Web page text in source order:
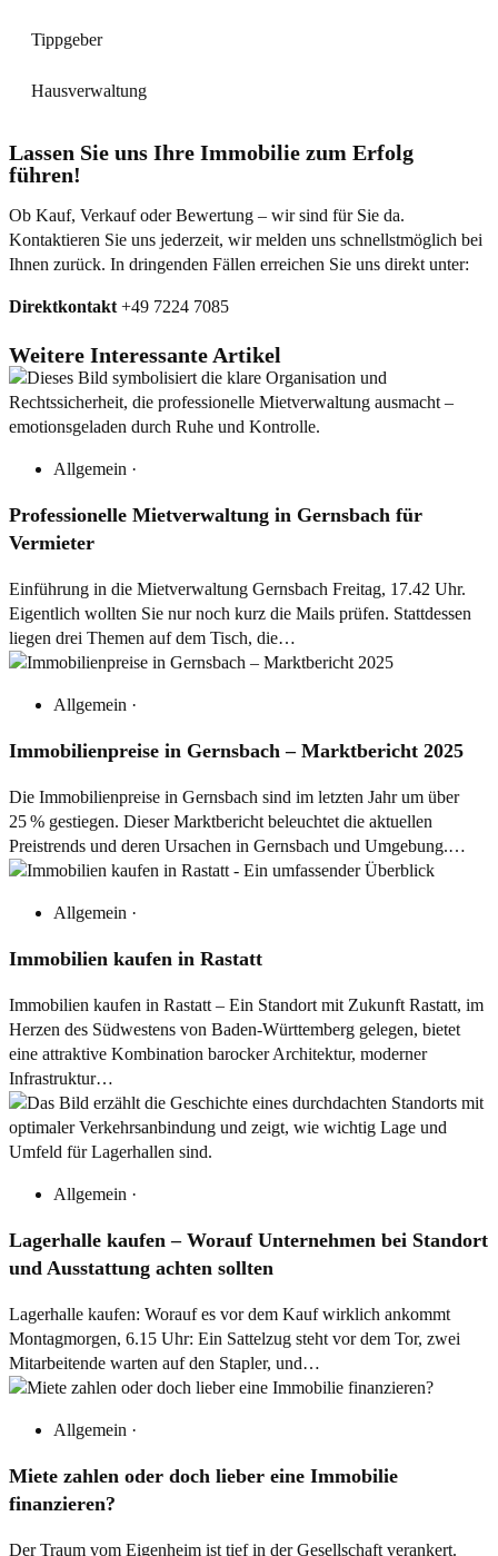
Tippgeber
Hausverwaltung
Lassen Sie uns Ihre Immobilie zum Erfolg
führen!
Ob Kauf, Verkauf oder Bewertung – wir sind für Sie da.
Kontaktieren Sie uns jederzeit, wir melden uns schnellstmöglich bei
Ihnen zurück. In dringenden Fällen erreichen Sie uns direkt unter:
Direktkontakt +49 7224 7085
Weitere Interessante Artikel
Allgemein ·
Professionelle Mietverwaltung in Gernsbach für
Vermieter
Einführung in die Mietverwaltung Gernsbach Freitag, 17.42 Uhr.
Eigentlich wollten Sie nur noch kurz die Mails prüfen. Stattdessen
liegen drei Themen auf dem Tisch, die…
Allgemein ·
Immobilienpreise in Gernsbach – Marktbericht 2025
Die Immobilienpreise in Gernsbach sind im letzten Jahr um über
25 % gestiegen. Dieser Marktbericht beleuchtet die aktuellen
Preistrends und deren Ursachen in Gernsbach und Umgebung.…
Allgemein ·
Immobilien kaufen in Rastatt
Immobilien kaufen in Rastatt – Ein Standort mit Zukunft Rastatt, im
Herzen des Südwestens von Baden-Württemberg gelegen, bietet
eine attraktive Kombination barocker Architektur, moderner
Infrastruktur…
Allgemein ·
Lagerhalle kaufen – Worauf Unternehmen bei Standort
und Ausstattung achten sollten
Lagerhalle kaufen: Worauf es vor dem Kauf wirklich ankommt
Montagmorgen, 6.15 Uhr: Ein Sattelzug steht vor dem Tor, zwei
Mitarbeitende warten auf den Stapler, und…
Allgemein ·
Miete zahlen oder doch lieber eine Immobilie
finanzieren?
Der Traum vom Eigenheim ist tief in der Gesellschaft verankert.